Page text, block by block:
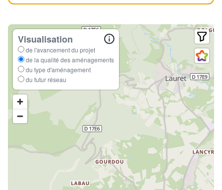
Visualisation
de l'avancement du projet
de la qualité des aménagements
du type d'aménagement
du futur réseau